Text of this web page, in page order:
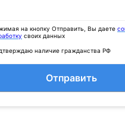
на кнопку Отправить, Вы даете
своих данных
наличие гражданства РФ
Отправить